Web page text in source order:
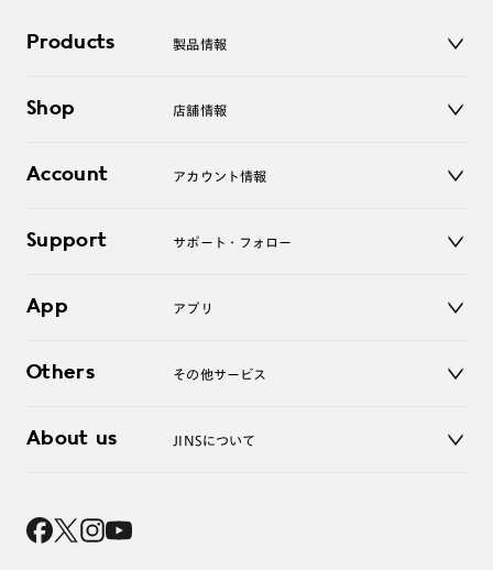
Products 製品情報
サングラス
コンタクトレンズ
アクセサリー
Shop 店舗情報
オンラインショップ
Account アカウント情報
ログアウト
Support サポート・フォロー
よくあるご質問
お問い合わせ
App アプリ
Others その他サービス
レンズ交換
About us JINSについて
採用情報